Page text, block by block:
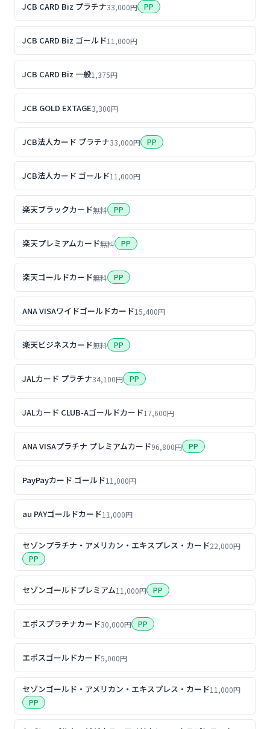
JCB CARD Biz プラチナ33,000円 PP
JCB CARD Biz ゴールド11,000円
JCB CARD Biz 一般1,375円
JCB GOLD EXTAGE3,300円
JCB法人カード プラチナ33,000円 PP
JCB法人カード ゴールド11,000円
楽天ブラックカード無料 PP
楽天プレミアムカード無料 PP
楽天ゴールドカード無料 PP
ANA VISAワイドゴールドカード15,400円
楽天ビジネスカード無料 PP
JALカード プラチナ34,100円 PP
JALカード CLUB-Aゴールドカード17,600円
ANA VISAプラチナ プレミアムカード96,800円 PP
PayPayカード ゴールド11,000円
au PAYゴールドカード11,000円
セゾンプラチナ・アメリカン・エキスプレス・カード22,000円
PP
セゾンゴールドプレミアム11,000円 PP
エポスプラチナカード30,000円 PP
エポスゴールドカード5,000円
セゾンゴールド・アメリカン・エキスプレス・カード11,000円
PP